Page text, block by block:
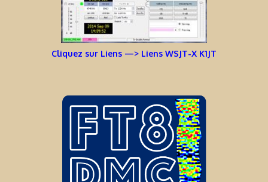
Cliquez sur Liens —> Liens WSJT-X K1JT